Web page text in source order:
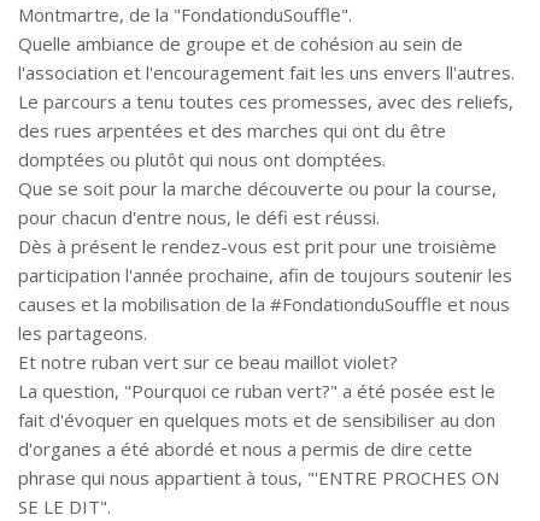
Montmartre, de la "FondationduSouffle".
Quelle ambiance de groupe et de cohésion au sein de
l'association et l'encouragement fait les uns envers ll'autres.
Le parcours a tenu toutes ces promesses, avec des reliefs,
des rues arpentées et des marches qui ont du être
domptées ou plutôt qui nous ont domptées.
Que se soit pour la marche découverte ou pour la course,
pour chacun d'entre nous, le défi est réussi.
Dès à présent le rendez-vous est prit pour une troisième
participation l'année prochaine, afin de toujours soutenir les
causes et la mobilisation de la #FondationduSouffle et nous
les partageons.
Et notre ruban vert sur ce beau maillot violet?
La question, "Pourquoi ce ruban vert?" a été posée est le
fait d'évoquer en quelques mots et de sensibiliser au don
d'organes a été abordé et nous a permis de dire cette
phrase qui nous appartient à tous, "'ENTRE PROCHES ON
SE LE DIT".